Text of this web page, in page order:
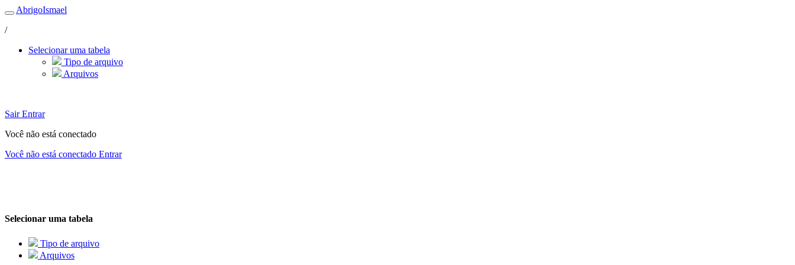
AbrigoIsmael
/
Selecionar uma tabela
Tipo de arquivo
Arquivos
SairEntrar
Você não está conectado
Você não está conectado Entrar
Selecionar uma tabela
Tipo de arquivo
Arquivos